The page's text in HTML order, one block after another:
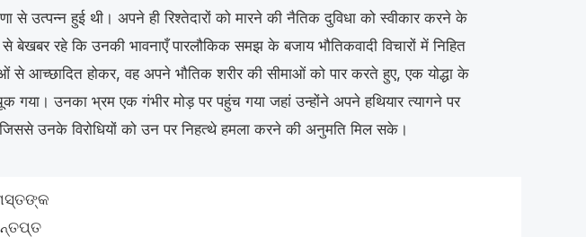
से उत्पन्न हुई थी। अपने ही रिश्तेदारों को मारने की नैतिक दुविधा को स्वीकार करने के
रहे कि उनकी भावनाएँ पारलौकिक समझ के बजाय भौतिकवादी विचारों में निहित
से आच्छादित होकर, वह अपने भौतिक शरीर की सीमाओं को पार करते हुए, एक योद्धा के
गया। उनका भ्रम एक गंभीर मोड़ पर पहुंच गया जहां उन्होंने अपने हथियार त्यागने पर
जिससे उनके विरोधियों को उन पर निहत्थे हमला करने की अनुमति मिल सके।